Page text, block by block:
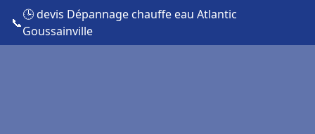
📞
🕒 devis Dépannage chauffe eau Atlantic
Goussainville